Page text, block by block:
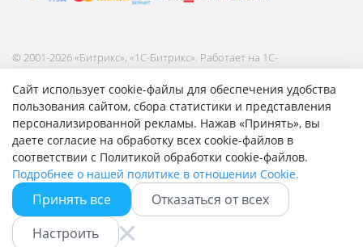
Сайт использует cookie-файлы для обеспечения удобства
пользования сайтом, сбора статистики и представления
персонализированной рекламы. Нажав «Принять», вы
даете согласие на обработку всех cookie-файлов в
соответствии с Политикой обработки cookie-файлов.
Подробнее о нашей политике в отношении Cookie.
Принять все
Отказаться от всех
Настроить
© 2001-2026 «Битрикс», «1С-Битрикс». Работает на 1С-
Битрикс: Управление сайтом.
Согласие на обработку персональных данных
Отзыв согласия на обработку персональных данных
Политика обработки персональных данных
Соглашение об использовании сайта
Быстро с 1С-Битрикс